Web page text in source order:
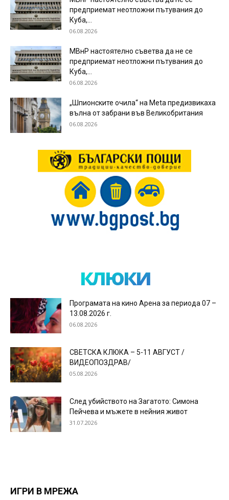
предприемат неотложни пътувания до
Куба,...
06.08.2026
МВнР настоятелно съветва да не се
предприемат неотложни пътувания до
Куба,...
06.08.2026
„Шпионските очила“ на Meta предизвикаха
вълна от забрани във Великобритания
06.08.2026
клюки
Програмата на кино Арена за периода 07 –
13.08.2026 г.
06.08.2026
СВЕТСКА КЛЮКА – 5-11 АВГУСТ /
ВИДЕОПОЗДРАВ/
05.08.2026
След убийството на Загатото: Симона
Пейчева и мъжете в нейния живот
31.07.2026
ИГРИ В МРЕЖА